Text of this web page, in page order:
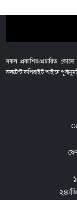
সকল প্রকাশিত/প্রচারিত কোনো
কনটেন্ট কপিরাইট আইনে
২৪/